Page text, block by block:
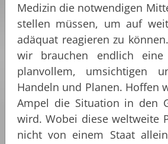
Medizin die notwendigen
stellen müssen, um auf
adäquat reagieren zu
wir brauchen endlich eine
planvollem, umsichtigen
Handeln und Planen. Hoffen
Ampel die Situation in den
wird. Wobei diese weltweite
nicht von einem Staat